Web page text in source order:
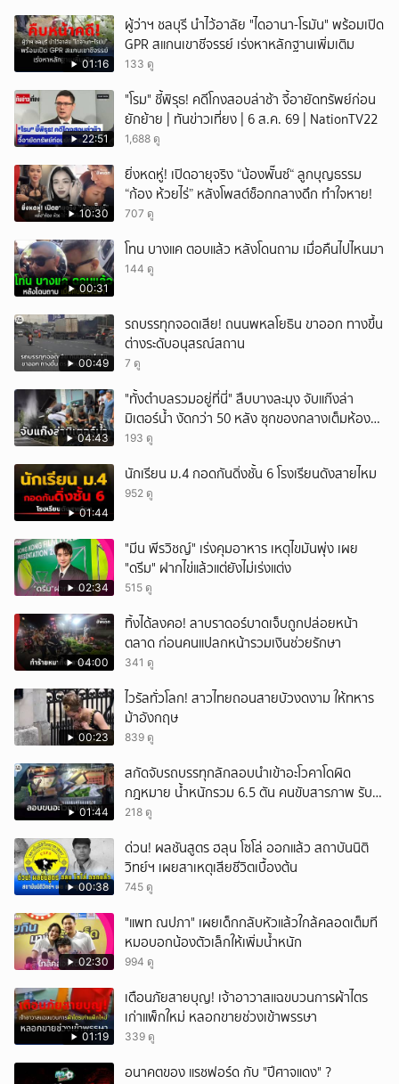
01:16
ผู้ว่าฯ ชลบุรี นำไว้อาลัย "ไดอานา-โรมัน" พร้อมเปิด
GPR สแกนเขาชีจรรย์ เร่งหาหลักฐานเพิ่มเติม
133 ดู
22:51
"โรม" ชี้พิรุธ! คดีโกงสอบล่าช้า จี้อายัดทรัพย์ก่อน
ยักย้าย | ทันข่าวเที่ยง | 6 ส.ค. 69 | NationTV22
1,688 ดู
10:30
ยิ่งหดหู่! เปิดอายุจริง “น้องพั๊นซ์“ ลูกบุญธรรม
“ก้อง ห้วยไร่” หลังโพสต์ช็อกกลางดึก ทำใจหาย!
707 ดู
00:31
โทน บางแค ตอบแล้ว หลังโดนถาม เมื่อคืนไปไหนมา
144 ดู
00:49
รถบรรทุกจอดเสีย! ถนนพหลโยธิน ขาออก ทางขึ้น
ต่างระดับอนุสรณ์สถาน
7 ดู
04:43
"ทั้งตำบลรวมอยู่ที่นี่" สืบบางละมุง จับแก๊งล่า
มิเตอร์น้ำ งัดกว่า 50 หลัง ซุกของกลางเต็มห้อง
สารภาพขายหาเงินซื้อยา จ.ชลบุรี
193 ดู
01:44
นักเรียน ม.4 กอดกันดิ่งชั้น 6 โรงเรียนดังสายไหม
952 ดู
02:34
"มีน พีรวิชญ์" เร่งคุมอาหาร เหตุไขมันพุ่ง เผย
"ดรีม" ฝากไข่แล้วแต่ยังไม่เร่งแต่ง
515 ดู
04:00
ทิ้งได้ลงคอ! ลาบราดอร์บาดเจ็บถูกปล่อยหน้า
ตลาด ก่อนคนแปลกหน้ารวมเงินช่วยรักษา
341 ดู
00:23
ไวรัลทั่วโลก! สาวไทยถอนสายบัวงดงาม ให้ทหาร
ม้าอังกฤษ
839 ดู
01:44
สกัดจับรถบรรทุกลักลอบนำเข้าอะโวคาโดผิด
กฎหมาย น้ำหนักรวม 6.5 ตัน คนขับสารภาพ รับ
ค่าจ้างเที่ยวละ 5,000 บาท
218 ดู
00:38
ด่วน! ผลชันสูตร ฮลุน โซโล่ ออกแล้ว สถาบันนิติ
วิทย์ฯ เผยสาเหตุเสียชีวิตเบื้องต้น
745 ดู
02:30
"แพท ณปภา" เผยเด็กกลับหัวแล้วใกล้คลอดเต็มที
หมอบอกน้องตัวเล็กให้เพิ่มน้ำหนัก
994 ดู
01:19
เตือนภัยสายบุญ! เจ้าอาวาสแฉขบวนการผ้าไตร
เก่าแพ็กใหม่ หลอกขายช่วงเข้าพรรษา
339 ดู
อนาคตของ แรชฟอร์ด กับ "ปีศาจแดง" ?